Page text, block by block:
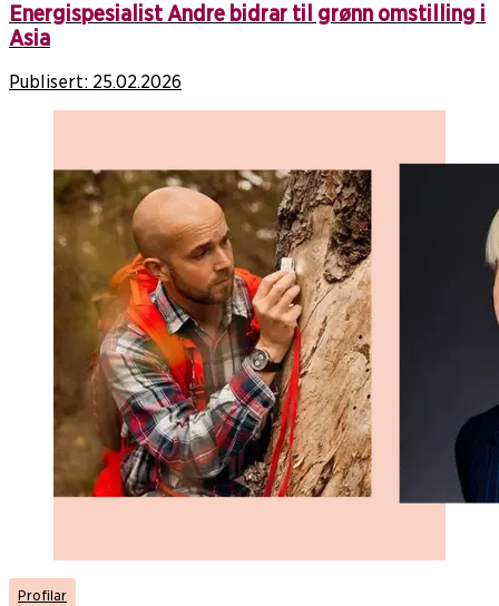
Energispesialist Andre bidrar til grønn omstilling i
Asia
Publisert: 25.02.2026
Profilar